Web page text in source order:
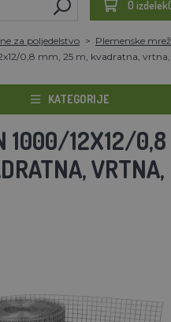
0
za poljedelstvo
Plemenske
0,8 mm, 25 m, kvadratna,
KATEGORIJE
1000/12X12/0,8
VRTNA,